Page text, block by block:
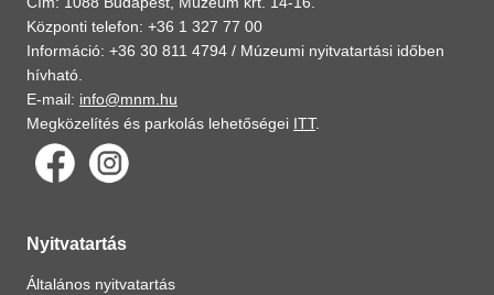
Központi telefon: +36 1 327 77 00
Információ: +36 30 811 4794 / Múzeumi nyitvatartási időben
hívható.
E-mail: info@mnm.hu
Megközelítés és parkolás lehetőségei ITT.
Nyitvatartás
Általános nyitvatartás